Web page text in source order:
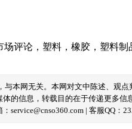
场评论 ， 塑料 ， 橡胶 ， 塑料制
与本网无关。本网对文中陈述、观
的信息，转载目的在于传递更多
service@cnso360.com | 客服QQ：